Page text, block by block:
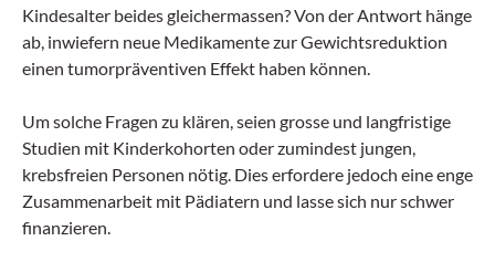
Kindesalter beides gleichermassen? Von der Antwort hänge
ab, inwiefern neue Medikamente zur Gewichtsreduktion
einen tumorpräventiven Effekt haben können.
Um solche Fragen zu klären, seien grosse und langfristige
Studien mit Kinderkohorten oder zumindest jungen,
krebsfreien Personen nötig. Dies erfordere jedoch eine enge
Zusammenarbeit mit Pädiatern und lasse sich nur schwer
finanzieren.